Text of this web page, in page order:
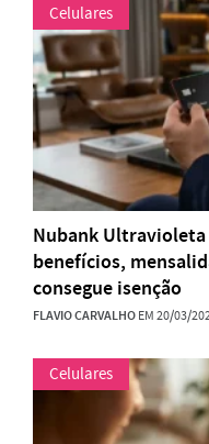
Celulares
Nubank Ultravioleta
benefícios,
consegue isenção
FLAVIO CARVALHOEM 20/03/
Celulares